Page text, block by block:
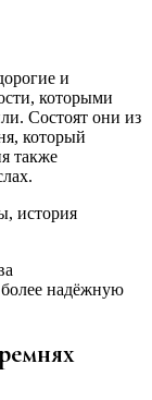
и
которыми
Состоят они из
который
также
надёжную